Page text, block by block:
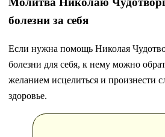
болезни за себя
Если нужна помощь Николая
болезни для себя, к нему можно
желанием исцелиться и произнести
здоровье.